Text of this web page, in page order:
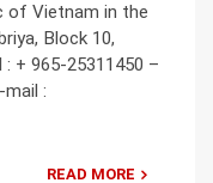
of Vietnam in the
Block 10,
+ 965-25311450 –
mail :
READ MORE